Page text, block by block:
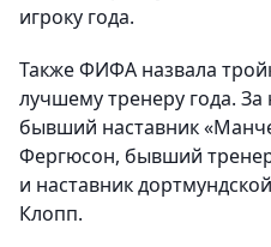
игроку года.
Также ФИФА назвала
лучшему тренеру года.
бывший наставник
Фергюсон, бывший
и наставник
Клопп.